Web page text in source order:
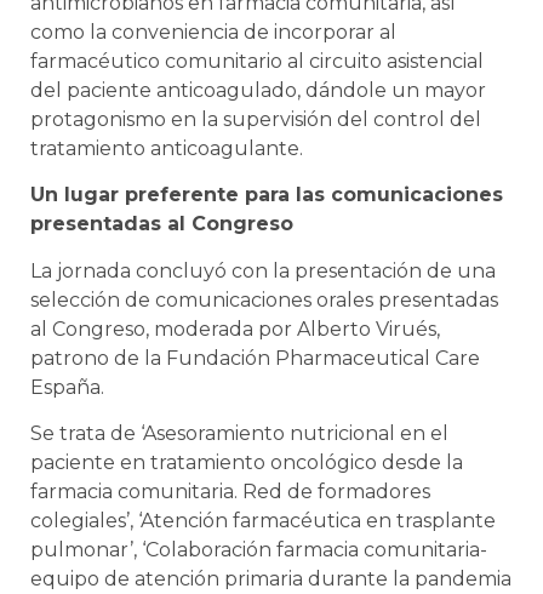
como la conveniencia de incorporar al
farmacéutico comunitario al circuito asistencial
del paciente anticoagulado, dándole un mayor
protagonismo en la supervisión del control del
tratamiento anticoagulante.
Un lugar preferente para las comunicaciones
presentadas al Congreso
La jornada concluyó con la presentación de una
selección de comunicaciones orales presentadas
al Congreso, moderada por Alberto Virués,
patrono de la Fundación Pharmaceutical Care
España.
Se trata de ‘Asesoramiento nutricional en el
paciente en tratamiento oncológico desde la
farmacia comunitaria. Red de formadores
colegiales’, ‘Atención farmacéutica en trasplante
pulmonar’, ‘Colaboración farmacia comunitaria-
equipo de atención primaria durante la pandemia